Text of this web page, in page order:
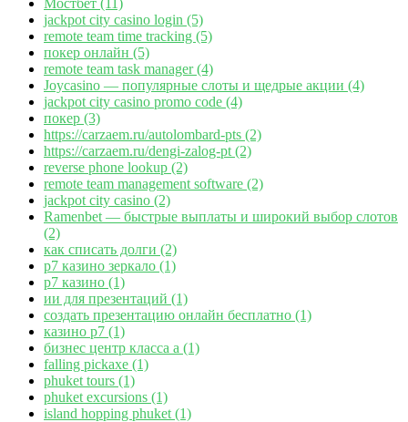
jackpot city casino login (5)
remote team time tracking (5)
покер онлайн (5)
remote team task manager (4)
Joycasino — популярные слоты и щедрые акции (4)
jackpot city casino promo code (4)
покер (3)
https://carzaem.ru/autolombard-pts (2)
https://carzaem.ru/dengi-zalog-pt (2)
reverse phone lookup (2)
remote team management software (2)
jackpot city casino (2)
Ramenbet — быстрые выплаты и широкий выбор слотов
(2)
как списать долги (2)
р7 казино зеркало (1)
р7 казино (1)
ии для презентаций (1)
создать презентацию онлайн бесплатно (1)
казино р7 (1)
бизнес центр класса а (1)
falling pickaxe (1)
phuket tours (1)
phuket excursions (1)
island hopping phuket (1)